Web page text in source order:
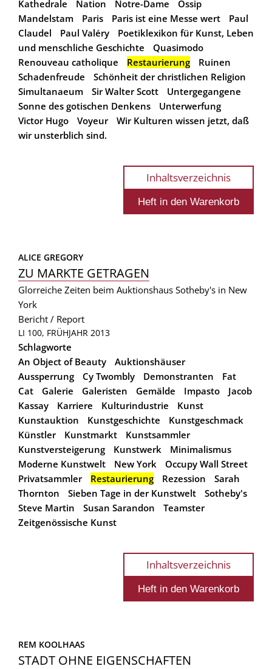
Kathedrale Nation Notre-Dame
Ossip
Mandelstam
Paris Paris ist eine Messe wert
Paul
Claudel
Paul Valéry
Poetiklexikon für Kunst, Leben
und menschliche Geschichte
Quasimodo
Renouveau catholique
Restaurierung
Ruinen
Schadenfreude
Schönheit der christlichen Religion
Simultanaeum
Sir Walter Scott
Untergegangene
Sonne des gotischen Denkens
Unterwerfung
Victor Hugo
Voyeur
Wir Kulturen wissen jetzt, daß
wir unsterblich sind.
Inhaltsverzeichnis
ALICE GREGORY
ZU MARKTE GETRAGEN
Glorreiche Zeiten beim Auktionshaus Sotheby's in New
York
Bericht / Report
LI 100, FRÜHJAHR 2013
Schlagworte
An Object of Beauty
Auktionshäuser
Aussperrung
Cy Twombly Demonstranten
Fat
Cat
Galerie Galeristen Gemälde Impasto
Jacob
Kassay
Karriere Kulturindustrie
Kunst
Kunstauktion
Kunstgeschichte
Kunstgeschmack
Künstler
Kunstmarkt
Kunstsammler
Kunstversteigerung
Kunstwerk
Minimalismus
Moderne Kunstwelt
New York
Occupy Wall Street
Privatsammler
Restaurierung Rezession
Sarah
Thornton
Sieben Tage in der Kunstwelt
Sotheby's
Steve Martin
Susan Sarandon
Teamster
Zeitgenössische Kunst
Inhaltsverzeichnis
REM KOOLHAAS
STADT OHNE EIGENSCHAFTEN